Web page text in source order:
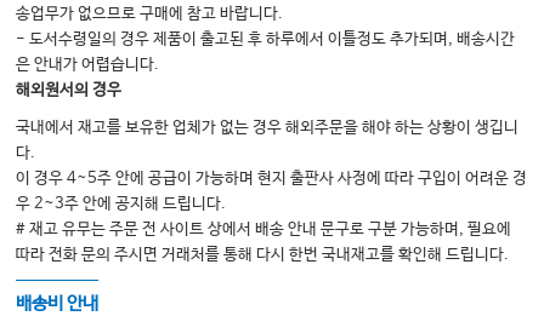
Chapter 25 면역억제제
Chapter 26 생물학적제제
Chapter 27 표적치료제
Chapter 28 관절과 연부조직 주사
Chapter 29 보완대체요법
Chapter 30 재활치료
Chapter 31 수술치료
송업무가 없으므로 구매에 참고 바랍니다.
- 도서수령일의 경우 제품이 출고된 후 하루에서 이틀정도 추가되며, 배송시간
은 안내가 어렵습니다.
해외원서의 경우
국내에서 재고를 보유한 업체가 없는 경우 해외주문을 해야 하는 상황이 생깁니
다.
이 경우 4~5주 안에 공급이 가능하며 현지 출판사 사정에 따라 구입이 어려운 경
우 2~3주 안에 공지해 드립니다.
# 재고 유무는 주문 전 사이트 상에서 배송 안내 문구로 구분 가능하며, 필요에
따라 전화 문의 주시면 거래처를 통해 다시 한번 국내재고를 확인해 드립니다.
배송비 안내